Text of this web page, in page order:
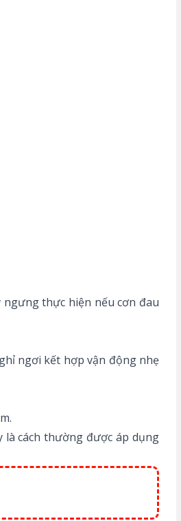
ngưng thực hiện nếu cơn đau
ngơi kết hợp vận động nhẹ
là cách thường được áp dụng